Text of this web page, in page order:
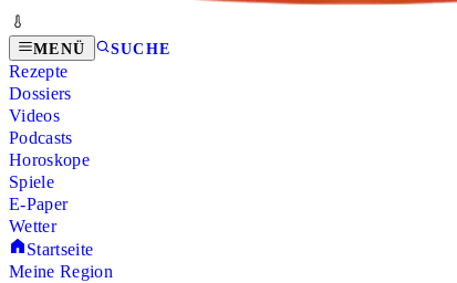
MENÜ SUCHE
Rezepte
Dossiers
Videos
Podcasts
Horoskope
Spiele
E-Paper
Wetter
Startseite
Meine Region